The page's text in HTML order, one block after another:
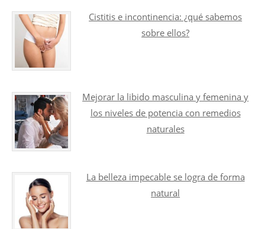
Cistitis e incontinencia: ¿qué sabemos
sobre ellos?
Mejorar la libido masculina y femenina y
los niveles de potencia con remedios
naturales
La belleza impecable se logra de forma
natural